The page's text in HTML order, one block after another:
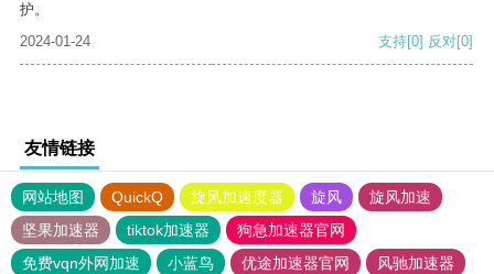
护。
2024-01-24
支持[0] 反对[0]
友情链接
网站地图 QuickQ 旋风加速度器 旋风
旋风加速
坚果加速器
tiktok加速器
狗急加速器官网
免费vqn外网加速
小蓝鸟 优途加速器官网
风驰加速器